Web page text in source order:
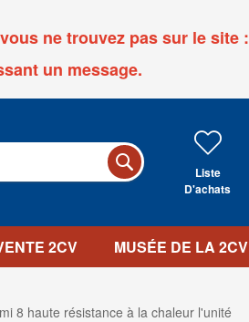
ne trouvez pas sur le site :
un message.
Liste
D'achats
2CV MUSÉE DE LA 2CV
8 haute résistance à la chaleur l'unité